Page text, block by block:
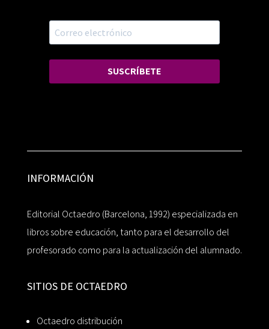
SUSCRÍBETE
INFORMACIÓN
Editorial Octaedro (Barcelona, 1992) especializada en
libros sobre educación, tanto para el desarrollo del
profesorado como para la actualización del alumnado.
SITIOS DE OCTAEDRO
Octaedro distribución